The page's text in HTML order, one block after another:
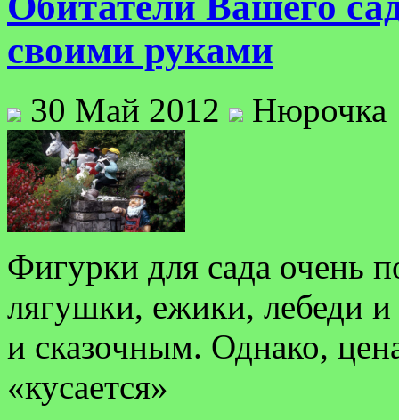
своими руками
30 Май 2012 Нюрочка
Фигурки для сада очень
лягушки, ежики, лебеди
и сказочным. Однако,
«кусается»